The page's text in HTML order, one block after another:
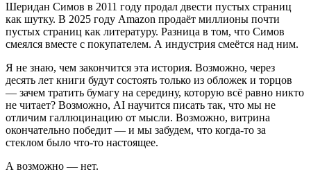
Шеридан Симов в 2011 году продал двести пустых страниц
как шутку. В 2025 году Amazon продаёт миллионы почти
пустых страниц как литературу. Разница в том, что Симов
смеялся вместе с покупателем. А индустрия смеётся над ним.
Я не знаю, чем закончится эта история. Возможно, через
десять лет книги будут состоять только из обложек и торцов
— зачем тратить бумагу на середину, которую всё равно никто
не читает? Возможно, AI научится писать так, что мы не
отличим галлюцинацию от мысли. Возможно, витрина
окончательно победит — и мы забудем, что когда-то за
стеклом было что-то настоящее.
А возможно — нет.